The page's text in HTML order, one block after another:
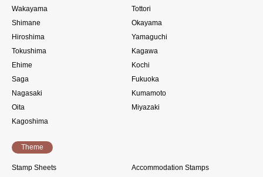
Wakayama
Tottori
Shimane
Okayama
Hiroshima
Yamaguchi
Tokushima
Kagawa
Ehime
Kochi
Saga
Fukuoka
Nagasaki
Kumamoto
Oita
Miyazaki
Kagoshima
Theme
Stamp Sheets
Accommodation Stamps